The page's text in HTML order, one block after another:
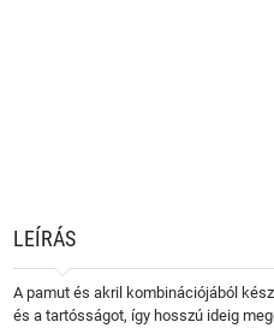
LEÍRÁS
A pamut és akril kombinációjából
és a tartósságot, így hosszú ideig